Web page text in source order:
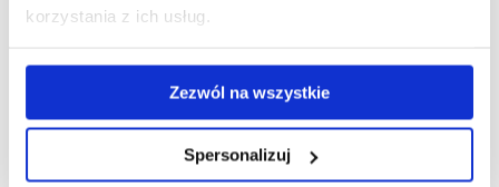
korzystania z ich usług.
Zezwól na wszystkie
Spersonalizuj
Organizator nie ponosi odpowiedzialności za:
Rzeczy wniesione przez uczestników na teren Warsztatów,